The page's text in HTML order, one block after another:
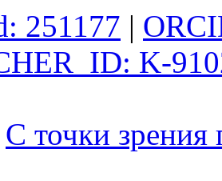
251177 |
K-
С точки зрения